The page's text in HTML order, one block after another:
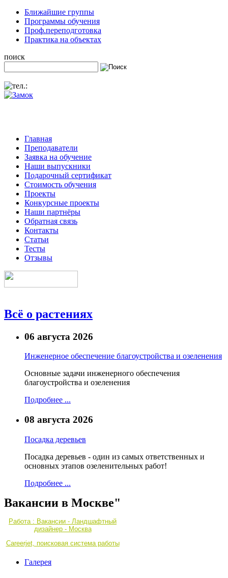
Ближайшие группы
Программы обучения
Проф.переподготовка
Практика на объектах
поиск
Главная
Преподаватели
Заявка на обучение
Наши выпускники
Подарочный сертификат
Стоимость обучения
Проекты
Конкурсные проекты
Наши партнёры
Обратная связь
Контакты
Статьи
Тесты
Отзывы
Всё о растениях
06 августа 2026
Инженерное обеспечение благоустройства и озеленения
Основные задачи инженерного обеспечения
благоустройства и озеленения
Подробнее ...
08 августа 2026
Посадка деревьев
Посадка деревьев - один из самых ответственных и
основных этапов озеленительных работ!
Подробнее ...
Вакансии в Москве"
Работа : Вакансии - Ландшафтный
дизайнер - Москва
Careerjet, поисковая система работы
Галерея